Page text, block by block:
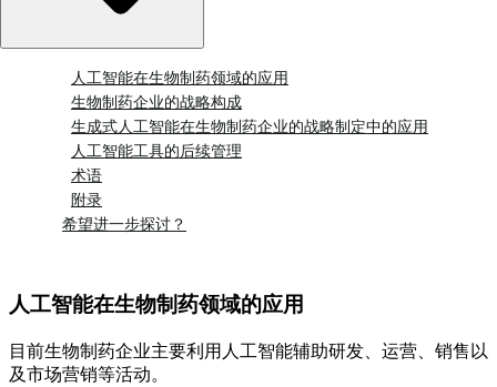
人工智能在生物制药领域的应用
生物制药企业的战略构成
生成式人工智能在生物制药企业的战略制定中的应用
人工智能工具的后续管理
术语
附录
希望进一步探讨？
人工智能在生物制药领域的应用
目前生物制药企业主要利用人工智能辅助研发、运营、销售以
及市场营销等活动。